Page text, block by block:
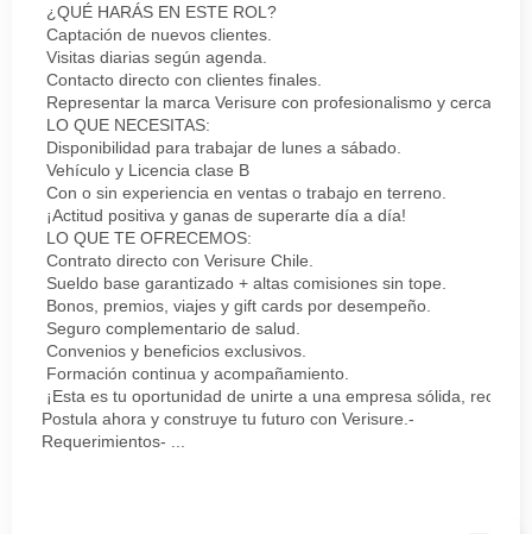
¿QUÉ HARÁS EN ESTE ROL?
Captación de nuevos clientes.
Visitas diarias según agenda.
Contacto directo con clientes finales.
Representar la marca Verisure con profesionalismo y cercanía.
LO QUE NECESITAS:
Disponibilidad para trabajar de lunes a sábado.
Vehículo y Licencia clase B
Con o sin experiencia en ventas o trabajo en terreno.
¡Actitud positiva y ganas de superarte día a día!
LO QUE TE OFRECEMOS:
Contrato directo con Verisure Chile.
Sueldo base garantizado + altas comisiones sin tope.
Bonos, premios, viajes y gift cards por desempeño.
Seguro complementario de salud.
Convenios y beneficios exclusivos.
Formación continua y acompañamiento.
¡Esta es tu oportunidad de unirte a una empresa sólida,
Postula ahora y construye tu futuro con Verisure.-
Requerimientos- ...